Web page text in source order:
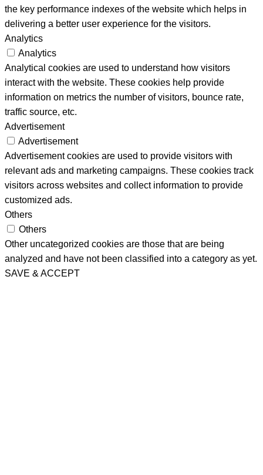
the key performance indexes of the website which helps in
delivering a better user experience for the visitors.
Analytics
Analytics
Analytical cookies are used to understand how visitors
interact with the website. These cookies help provide
information on metrics the number of visitors, bounce rate,
traffic source, etc.
Advertisement
Advertisement
Advertisement cookies are used to provide visitors with
relevant ads and marketing campaigns. These cookies track
visitors across websites and collect information to provide
customized ads.
Others
Others
Other uncategorized cookies are those that are being
analyzed and have not been classified into a category as yet.
SAVE & ACCEPT